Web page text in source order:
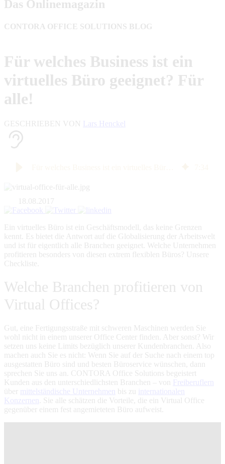
Das Onlinemagazin
CONTORA OFFICE SOLUTIONS BLOG
Für welches Business ist ein
virtuelles Büro geeignet? Für
alle!
GESCHRIEBEN VON Lars Henckel
18.08.2017
Ein virtuelles Büro ist ein Geschäftsmodell, das keine Grenzen
kennt. Es bietet die Antwort auf die Globalisierung der Arbeitswelt
und ist für eigentlich alle Branchen geeignet. Welche Unternehmen
profitieren besonders von diesen extrem flexiblen Büros? Unsere
Checkliste.
Welche Branchen profitieren von
Virtual Offices?
Gut, eine Fertigungsstraße mit schweren Maschinen werden Sie
wohl nicht in einem unserer Office Center finden. Aber sonst? Wir
setzen uns keine Limits bezüglich unserer Kundenbranchen. Also
machen auch Sie es nicht: Wenn Sie auf der Suche nach einem top
ausgestatten Büro sind und besten Büroservice wünschen, dann
sprechen Sie uns an. CONTORA Office Solutions begeistert
Kunden aus den unterschiedlichsten Branchen – von
Freiberuflern
über
mittelständische Unternehmen bis zu
internationalen
Konzernen
. Sie alle schätzen die Vorteile, die ein Virtual Office
gegenüber einem fest angemieteten Büro aufweist.